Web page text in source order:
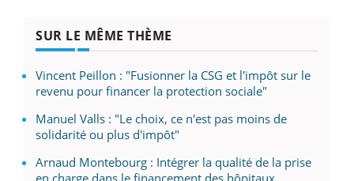
SUR LE MÊME THÈME
Vincent Peillon : "Fusionner la CSG et l'impôt sur le
revenu pour financer la protection sociale"
Manuel Valls : "Le choix, ce n'est pas moins de
solidarité ou plus d'impôt"
Arnaud Montebourg : Intégrer la qualité de la prise
en charge dans le financement des hôpitaux